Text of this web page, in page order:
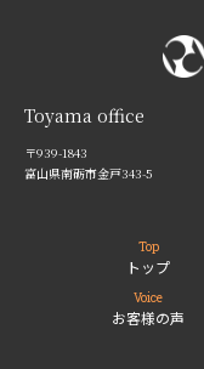
Toyama office
〒939-1843
富山県南砺市金戸343-5
Top
トップ
Voice
お客様の声